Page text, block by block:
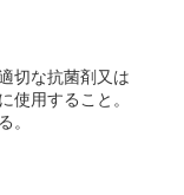
切な抗菌剤又は
使用すること。
。